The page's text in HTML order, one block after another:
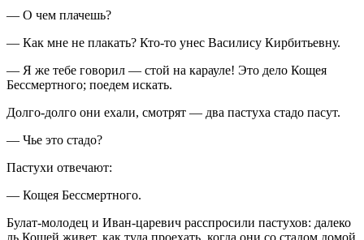
— О чем плачешь?
— Как мне не плакать? Кто-то унес Василису Кирбитьевну.
— Я же тебе говорил — стой на карауле! Это дело Кощея
Бессмертного; поедем искать.
Долго-долго они ехали, смотрят — два пастуха стадо пасут.
— Чье это стадо?
Пастухи отвечают:
— Кощея Бессмертного.
Булат-молодец и Иван-царевич расспросили пастухов: далеко